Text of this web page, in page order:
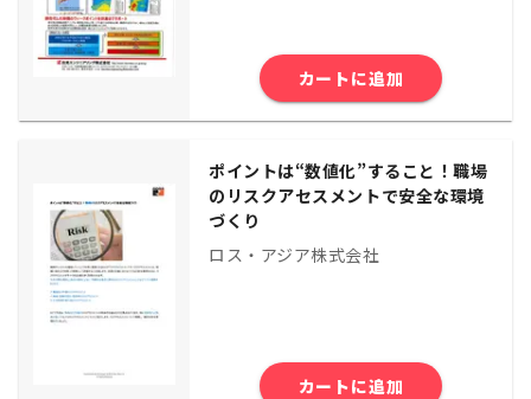
カートに追加
ポイントは“数値化”すること！職場
のリスクアセスメントで安全な環境
づくり
ロス・アジア株式会社
カートに追加